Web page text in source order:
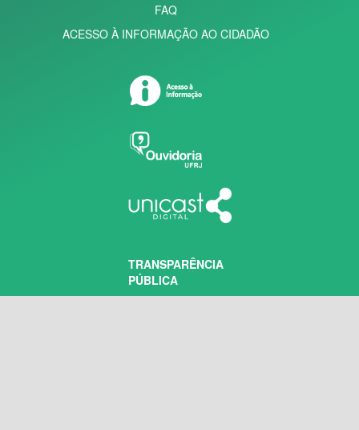
FAQ
ACESSO À INFORMAÇÃO AO CIDADÃO
TRANSPARÊNCIA
PÚBLICA